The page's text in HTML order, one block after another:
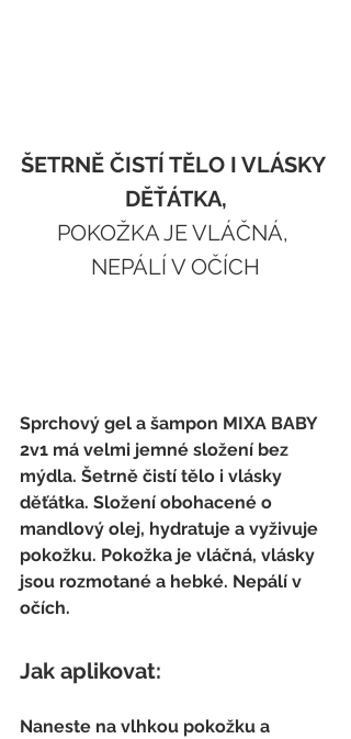
ŠETRNĚ ČISTÍ TĚLO I VLÁSKY
DĚŤÁTKA,
POKOŽKA JE VLÁČNÁ,
NEPÁLÍ V OČÍCH
Sprchový gel a šampon MIXA BABY
2v1 má velmi jemné složení bez
mýdla. Šetrně čistí tělo i vlásky
děťátka. Složení obohacené o
mandlový olej, hydratuje a vyživuje
pokožku. Pokožka je vláčná, vlásky
jsou rozmotané a hebké. Nepálí v
očích.
Jak aplikovat:
Naneste na vlhkou pokožku a